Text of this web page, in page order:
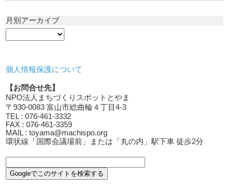
月別アーカイブ
個人情報保護について
【お問合せ先】
NPO法人まちづくりスポットとやま
〒930-0083 富山市総曲輪４丁目4-3
TEL : 076-461-3332
FAX : 076-461-3359
MAIL : toyama@machispo.org
環状線「国際会議場前」または「丸の内」駅下車 徒歩2分